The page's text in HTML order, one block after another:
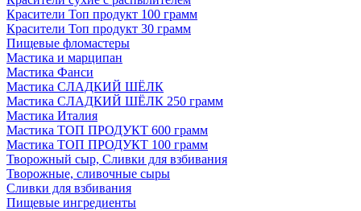
Красители Топ продукт 100 грамм
Красители Топ продукт 30 грамм
Пищевые фломастеры
Мастика и марципан
Мастика Фанси
Мастика СЛАДКИЙ ШЁЛК
Мастика СЛАДКИЙ ШЁЛК 250 грамм
Мастика Италия
Мастика ТОП ПРОДУКТ 600 грамм
Мастика ТОП ПРОДУКТ 100 грамм
Творожный сыр, Сливки для взбивания
Творожные, сливочные сыры
Сливки для взбивания
Пищевые ингредиенты